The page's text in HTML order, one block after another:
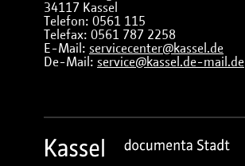
34117 Kassel
Telefon: 0561 115
Telefax: 0561 787 2258
E-Mail: servicecenter@kassel.de
De-Mail: service@kassel.de-mail.de